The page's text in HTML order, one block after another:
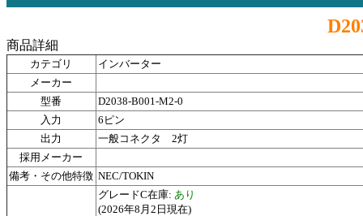
商品詳細
カテゴリ
インバーター
メーカー
型番
D2038-B001-M2-0
入力
6ピン
出力
一般コネクタ 2灯
採用メーカー
備考・その他特徴 NEC/TOKIN
グレードC在庫: あり
(2026年8月2日現在)